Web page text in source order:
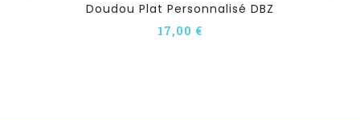
Doudou Plat Personnalisé DBZ
17,00 €